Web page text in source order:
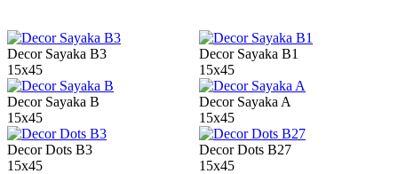
Decor Sayaka B3
15x45
Decor Sayaka B1
15x45
Decor Sayaka B
15x45
Decor Sayaka A
15x45
Decor Dots B3
15x45
Decor Dots B27
15x45